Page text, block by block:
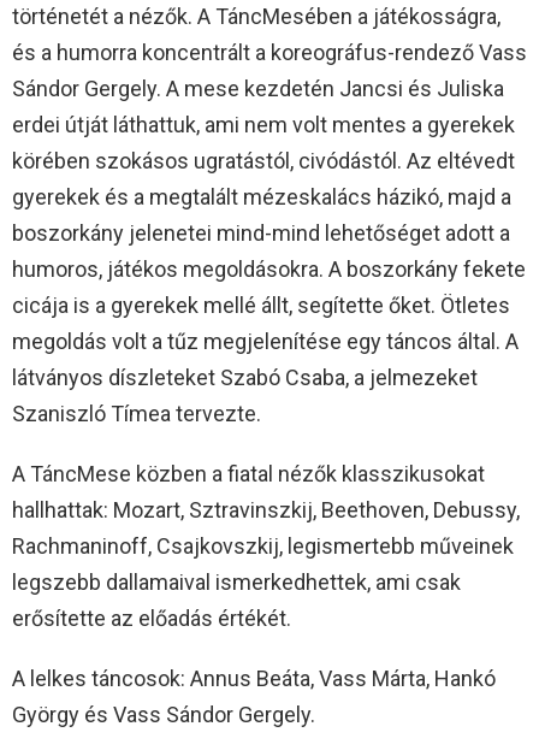
történetét a nézők. A TáncMesében a játékosságra,
és a humorra koncentrált a koreográfus-rendező Vass
Sándor Gergely. A mese kezdetén Jancsi és Juliska
erdei útját láthattuk, ami nem volt mentes a gyerekek
körében szokásos ugratástól, civódástól. Az eltévedt
gyerekek és a megtalált mézeskalács házikó, majd a
boszorkány jelenetei mind-mind lehetőséget adott a
humoros, játékos megoldásokra. A boszorkány fekete
cicája is a gyerekek mellé állt, segítette őket. Ötletes
megoldás volt a tűz megjelenítése egy táncos által. A
látványos díszleteket Szabó Csaba, a jelmezeket
Szaniszló Tímea tervezte.
A TáncMese közben a fiatal nézők klasszikusokat
hallhattak: Mozart, Sztravinszkij, Beethoven, Debussy,
Rachmaninoff, Csajkovszkij, legismertebb műveinek
legszebb dallamaival ismerkedhettek, ami csak
erősítette az előadás értékét.
A lelkes táncosok: Annus Beáta, Vass Márta, Hankó
György és Vass Sándor Gergely.